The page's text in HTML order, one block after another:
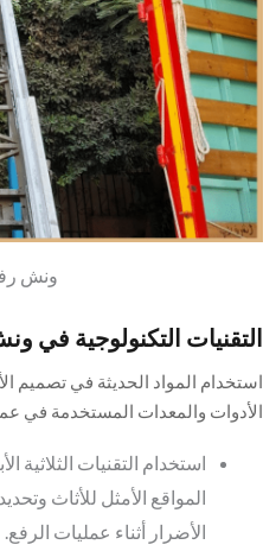
ونش
التقنيات التكنولوجية في
استخدام المواد الحديثة في تصميم
الأدوات والمعدات المستخدمة في
المواقع الأمثل للأثاث
الأضرار أثناء عمليات الرفع.